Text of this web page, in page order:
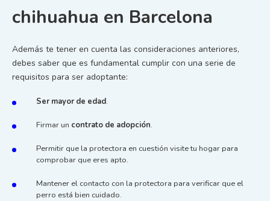
chihuahua en Barcelona
Además te tener en cuenta las consideraciones anteriores,
debes saber que es fundamental cumplir con una serie de
requisitos para ser adoptante:
Ser mayor de edad.
Firmar un contrato de adopción.
Permitir que la protectora en cuestión visite tu hogar para
comprobar que eres apto.
Mantener el contacto con la protectora para verificar que el
perro está bien cuidado.